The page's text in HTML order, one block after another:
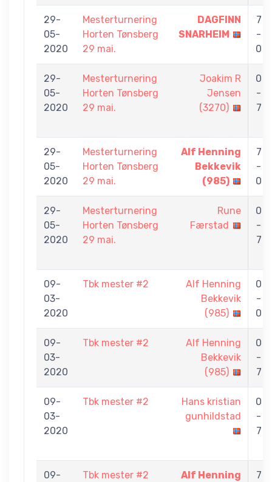
29-
05-
2020
Mesterturnering
Horten Tønsberg
29 mai.
DAGFINN
SNARHEIM
7
-
0
29-
05-
2020
Mesterturnering
Horten Tønsberg
29 mai.
Joakim R
Jensen
(3270)
0
-
7
29-
05-
2020
Mesterturnering
Horten Tønsberg
29 mai.
Alf Henning
Bekkevik
(985)
7
-
0
29-
05-
2020
Mesterturnering
Horten Tønsberg
29 mai.
Rune
Færstad
0
-
7
09-
03-
2020
Tbk mester #2
Alf Henning
Bekkevik
(985)
0
-
0
09-
03-
2020
Tbk mester #2
Alf Henning
Bekkevik
(985)
0
-
7
09-
03-
2020
Tbk mester #2
Hans kristian
gunhildstad
0
-
7
09-
Tbk mester #2
Alf Henning
7